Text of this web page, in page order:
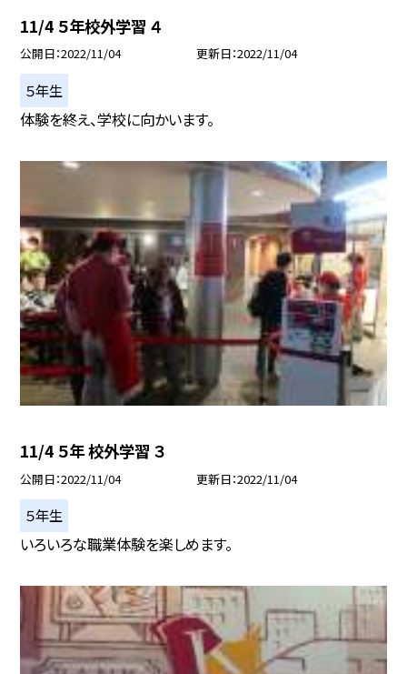
11/4 ５年校外学習 ４
公開日 2022/11/04 更新日 2022/11/04
５年生
体験を終え、学校に向かいます。
11/4 ５年 校外学習 ３
公開日 2022/11/04 更新日 2022/11/04
５年生
いろいろな職業体験を楽しめます。